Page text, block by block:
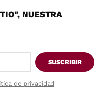
NUESTRA
SUSCRIBIR
de privacidad